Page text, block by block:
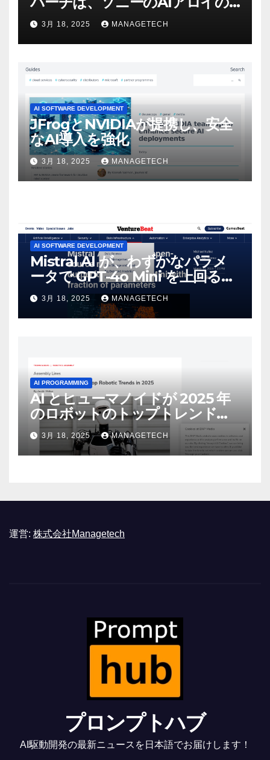
ビデオを見て「ゲームパフォー
マンスという芸術形式に不安を
感じた」と語る – IGN
3月 18, 2025 MANAGETECH
AI SOFTWARE DEVELOPMENT
JFrogとNVIDIAが提携し、安全
なAI導入を強化
3月 18, 2025 MANAGETECH
AI SOFTWARE DEVELOPMENT
Mistral AI が、わずかなパラメ
ータで GPT-4o Mini を上回る新
しいオープンソース モデルをリ
リース | VentureBeat
3月 18, 2025 MANAGETECH
AI PROGRAMMING
AI とヒューマノイドが 2025 年
のロボットのトップトレンドに |
ASSEMBLY
3月 18, 2025 MANAGETECH
運営: 株式会社Managetech
プロンプトハブ
AI駆動開発の最新ニュースを日本語でお届けします！